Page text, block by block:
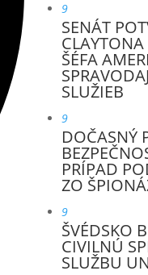
9
SENÁT
ŠÉFA
SLUŽIEB
9
DOČASNÝ
PRÍPAD
ZO
9
ŠVÉDSKO
CIVILNÚ
SLUŽBU